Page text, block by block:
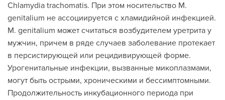
Chlamydia trachomatis. При этом носительство М.
genitalium не ассоциируется с хламидийной инфекцией.
М. genitalium может считаться возбудителем уретрита у
мужчин, причем в ряде случаев заболевание протекает
в персистирующей или рецидивирующей форме.
Урогенитальные инфекции, вызванные микоплазмами,
могут быть острыми, хроническими и бессимптомными.
Продолжительность инкубационного периода при